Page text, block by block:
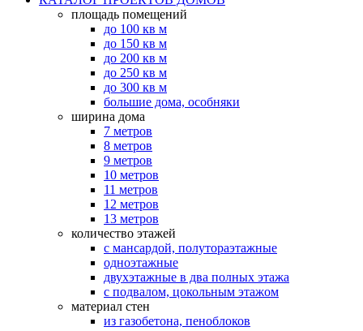
площадь помещений
до 100 кв м
до 150 кв м
до 200 кв м
до 250 кв м
до 300 кв м
большие дома, особняки
ширина дома
7 метров
8 метров
9 метров
10 метров
11 метров
12 метров
13 метров
количество этажей
с мансардой, полутораэтажные
одноэтажные
двухэтажные в два полных этажа
с подвалом, цокольным этажом
материал стен
из газобетона, пеноблоков